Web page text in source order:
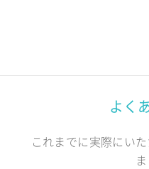
よく
これまでに実際にい